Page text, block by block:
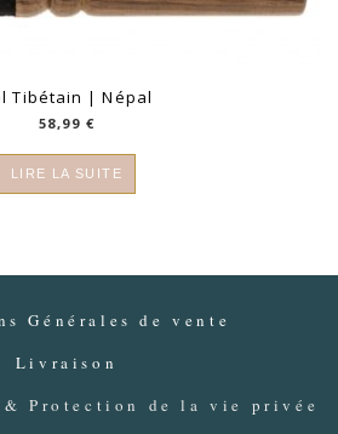
Tibétain | Népal
58,99 €
LIRE LA SUITE
Générales de vente
Livraison
Protection de la vie privée